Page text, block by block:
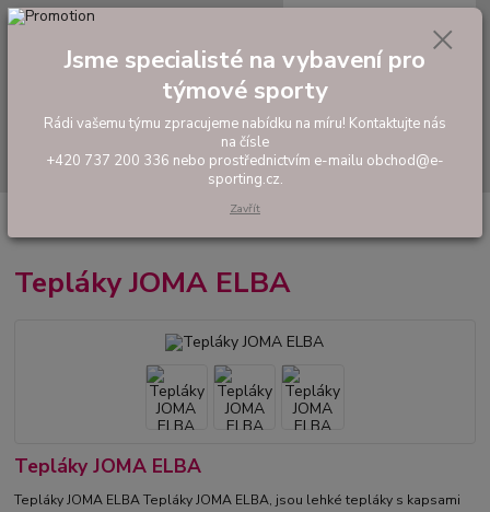
Hledat
tel: +420 737 200 336
0,00 Kč
Tréninkové oblečení
JOMA ELBA
Tepláky JOMA ELBA
Tepláky JOMA ELBA
Tepláky JOMA ELBA Tepláky JOMA ELBA, jsou lehké tepláky s kapsami
Jsme specialisté na vybavení pro
týmové sporty
Rádi vašemu týmu zpracujeme nabídku na míru! Kontaktujte nás
na čísle
+420 737 200 336 nebo prostřednictvím e-mailu obchod@e-
sporting.cz.
Zavřít